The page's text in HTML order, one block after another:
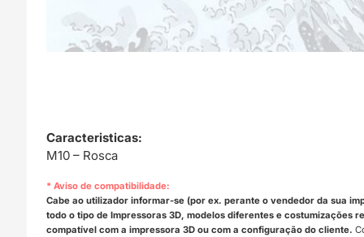
Caracteristicas:
M10 – Rosca
* Aviso de compatibilidade:
Cabe ao utilizador informar-se (por ex. perante o vendedor da sua
todo o tipo de Impressoras 3D, modelos diferentes e costumizações
compatível com a impressora 3D ou com a configuração do cliente.